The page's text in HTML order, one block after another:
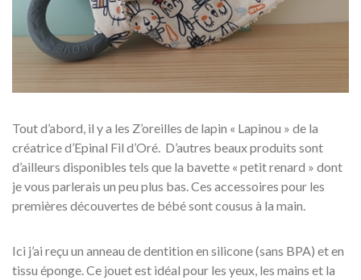
Tout d’abord, il y a les Z’oreilles de lapin « Lapinou » de la
créatrice d’Epinal Fil d’Oré. D’autres beaux produits sont
d’ailleurs disponibles tels que la bavette « petit renard » dont
je vous parlerais un peu plus bas. Ces accessoires pour les
premières découvertes de bébé sont cousus à la main.
Ici j’ai reçu un anneau de dentition en silicone (sans BPA) et en
tissu éponge. Ce jouet est idéal pour les yeux, les mains et la